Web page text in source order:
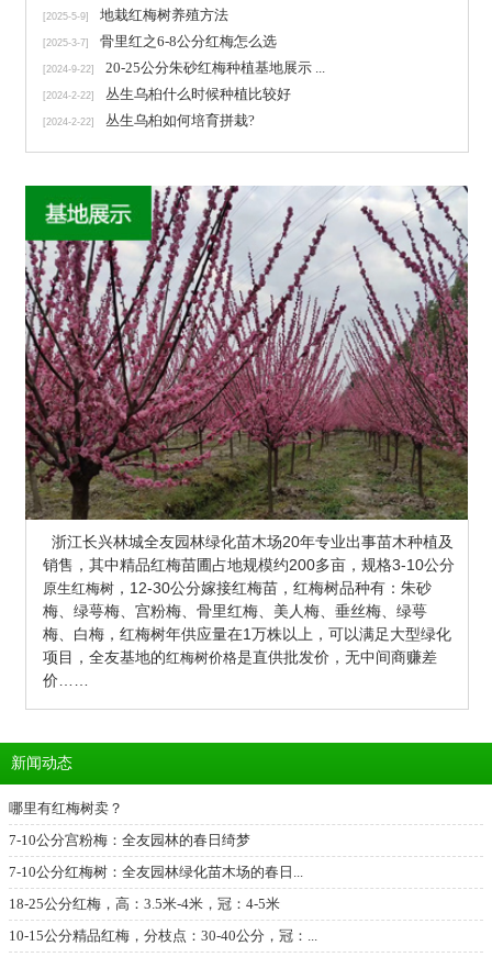
[2025-5-9] 地栽红梅树养殖方法
[2025-3-7] 骨里红之6-8公分红梅怎么选
[2024-9-22] 20-25公分朱砂红梅种植基地展示 ...
[2024-2-22] 丛生乌桕什么时候种植比较好
[2024-2-22] 丛生乌桕如何培育拼栽?
浙江长兴林城全友园林绿化苗木场20年专业出事苗木种植及
销售，其中精品红梅苗圃占地规模约200多亩， 规格3-10公分
原生红梅树，12-30公分嫁接红梅苗，红梅树品种有：朱砂
梅、绿萼梅、宫粉梅、骨里红梅、美人梅、垂丝梅、绿萼
梅、白梅，红梅树年供应量在1万株以上，可以满足大型绿化
项目，全友基地的红梅树价格是直供批发价，无中间商赚差
价……
新闻动态
哪里有红梅树卖？
7-10公分宫粉梅：全友园林的春日绮梦
7-10公分红梅树：全友园林绿化苗木场的春日...
18-25公分红梅，高：3.5米-4米，冠：4-5米
10-15公分精品红梅，分枝点：30-40公分，冠：...